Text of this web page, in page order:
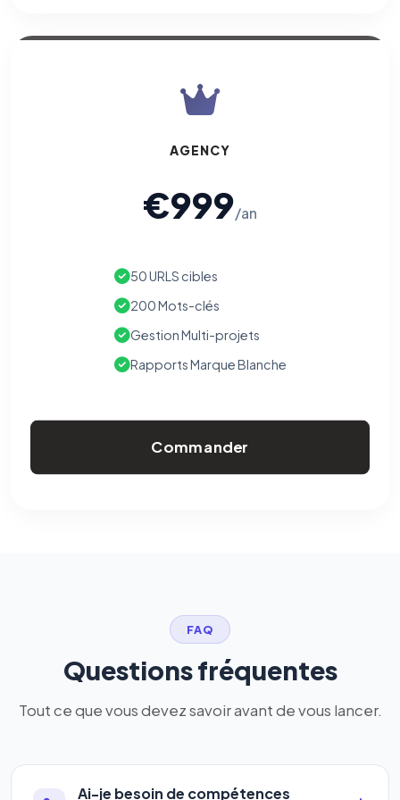
AGENCY
€999/an
50 URLS cibles
200 Mots-clés
Gestion Multi-projets
Rapports Marque Blanche
Commander
FAQ
Questions fréquentes
Tout ce que vous devez savoir avant de vous lancer.
Ai-je besoin de compétences
Traceurs des courriels
pixels 2026 / FAQ juillet 2026).
Ce suivi n'est pas géré par ce
(cadre distinct du site web). Pour vous y
lien dédié en pied de chaque courriel
contact@logicielreferencement.com
(section Traceurs dans les Courriels).